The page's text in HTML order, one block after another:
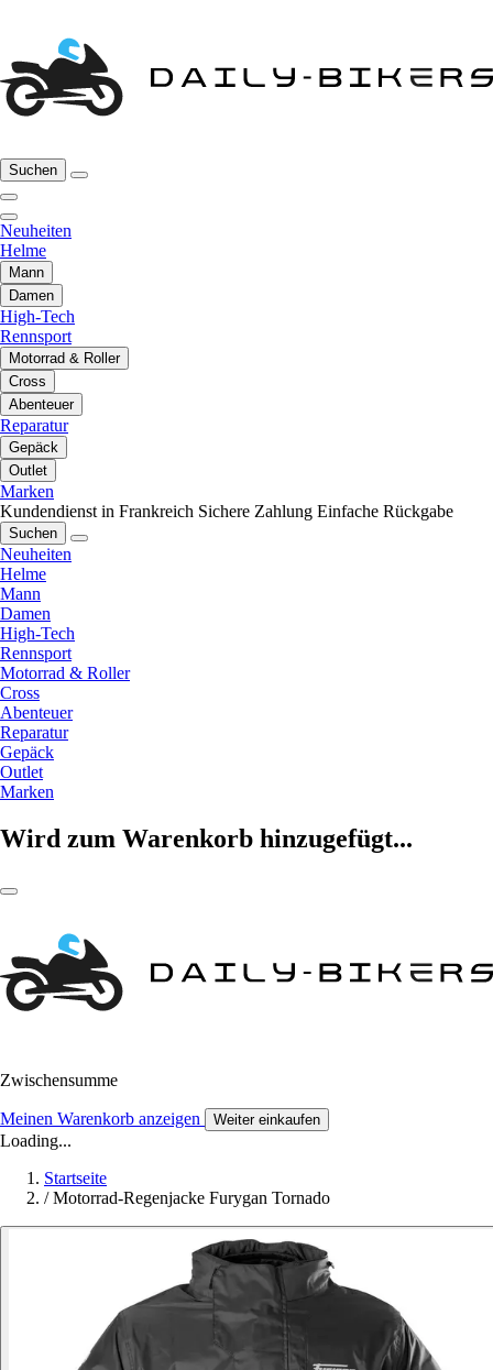
Suchen
Neuheiten
Helme
Mann
Damen
High-Tech
Rennsport
Motorrad & Roller
Cross
Abenteuer
Reparatur
Gepäck
Outlet
Marken
Kundendienst in Frankreich Sichere Zahlung Einfache Rückgabe
Suchen
Neuheiten
Helme
Mann
Damen
High-Tech
Rennsport
Motorrad & Roller
Cross
Abenteuer
Reparatur
Gepäck
Outlet
Marken
Wird zum Warenkorb hinzugefügt...
Zwischensumme
Meinen Warenkorb anzeigen Weiter einkaufen
Loading...
Startseite
/ Motorrad-Regenjacke Furygan Tornado